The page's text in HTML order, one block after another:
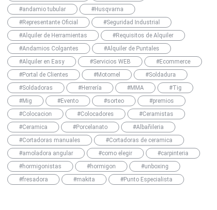
#andamio tubular
#Husqvarna
#Representante Oficial
#Seguridad Industrial
#Alquiler de Herramientas
#Requisitos de Alquiler
#Andamios Colgantes
#Alquiler de Puntales
#Alquiler en Easy
#Servicios WEB
#Ecommerce
#Portal de Clientes
#Motomel
#Soldadura
#Soldadoras
#Herrería #MMA
#Tig
#Mig
#Evento #sorteo
#premios
#Colocacion
#Colocadores
#Ceramistas
#Ceramica
#Porcelanato
#Albañileria
#Cortadoras manuales
#Cortadoras de ceramica
#amoladora angular
#como elegir
#carpinteria
#hormigonistas
#hormigon
#unboxing
#fresadora
#makita #Punto Especialista